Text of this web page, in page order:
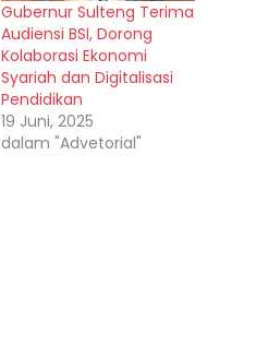
Gubernur Sulteng Terima
Audiensi BSI, Dorong
Kolaborasi Ekonomi
Syariah dan Digitalisasi
Pendidikan
19 Juni, 2025
dalam "Advetorial"